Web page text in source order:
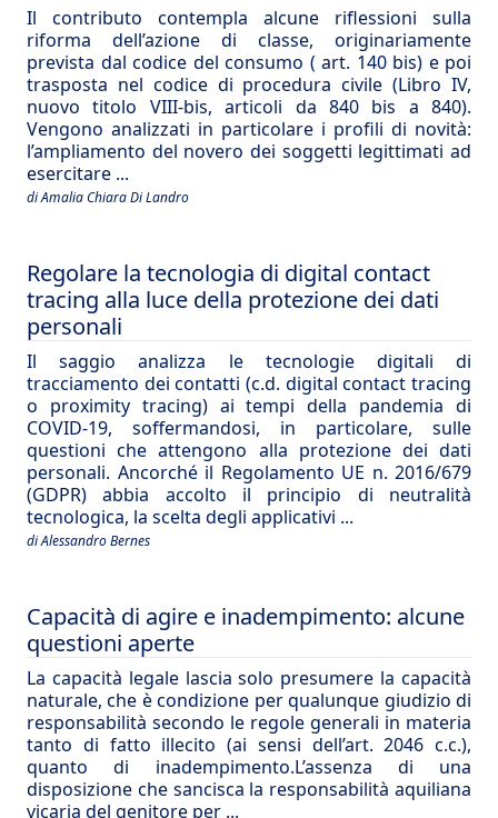
Il contributo contempla alcune riflessioni sulla
riforma dell’azione di classe, originariamente
prevista dal codice del consumo ( art. 140 bis) e poi
trasposta nel codice di procedura civile (Libro IV,
nuovo titolo VIII-bis, articoli da 840 bis a 840).
Vengono analizzati in particolare i profili di novità:
l’ampliamento del novero dei soggetti legittimati ad
esercitare ...
di Amalia Chiara Di Landro
Regolare la tecnologia di digital contact
tracing alla luce della protezione dei dati
personali
Il saggio analizza le tecnologie digitali di
tracciamento dei contatti (c.d. digital contact tracing
o proximity tracing) ai tempi della pandemia di
COVID-19, soffermandosi, in particolare, sulle
questioni che attengono alla protezione dei dati
personali. Ancorché il Regolamento UE n. 2016/679
(GDPR) abbia accolto il principio di neutralità
tecnologica, la scelta degli applicativi ...
di Alessandro Bernes
Capacità di agire e inadempimento: alcune
questioni aperte
La capacità legale lascia solo presumere la capacità
naturale, che è condizione per qualunque giudizio di
responsabilità secondo le regole generali in materia
tanto di fatto illecito (ai sensi dell’art. 2046 c.c.),
quanto di inadempimento.L’assenza di una
disposizione che sancisca la responsabilità aquiliana
vicaria del genitore per ...